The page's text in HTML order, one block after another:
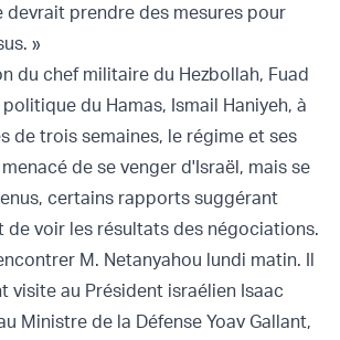
devrait prendre des mesures pour
»
du chef militaire du Hezbollah, Fuad
du Hamas, Ismail Haniyeh, à
de trois semaines, le régime et ses
de se venger d'Israël, mais se
, certains rapports suggérant
de voir les résultats des négociations.
M. Netanyahou lundi matin. Il
visite au Président israélien Isaac
Ministre de la Défense Yoav Gallant,